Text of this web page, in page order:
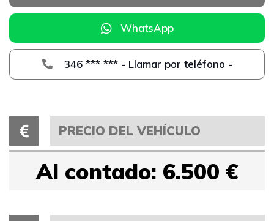
WhatsApp
346 *** *** - Llamar por teléfono -
PRECIO DEL VEHÍCULO
Al contado: 6.500 €